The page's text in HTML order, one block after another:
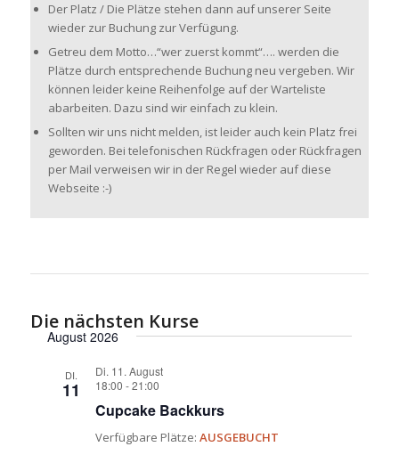
Der Platz / Die Plätze stehen dann auf unserer Seite
wieder zur Buchung zur Verfügung.
Getreu dem Motto…“wer zuerst kommt“…. werden die
Plätze durch entsprechende Buchung neu vergeben. Wir
können leider keine Reihenfolge auf der Warteliste
abarbeiten. Dazu sind wir einfach zu klein.
Sollten wir uns nicht melden, ist leider auch kein Platz frei
geworden. Bei telefonischen Rückfragen oder Rückfragen
per Mail verweisen wir in der Regel wieder auf diese
Webseite :-)
Die nächsten Kurse
August 2026
DI.
11
Di. 11. August
18:00 -21:00
Cupcake Backkurs
Verfügbare Plätze:AUSGEBUCHT